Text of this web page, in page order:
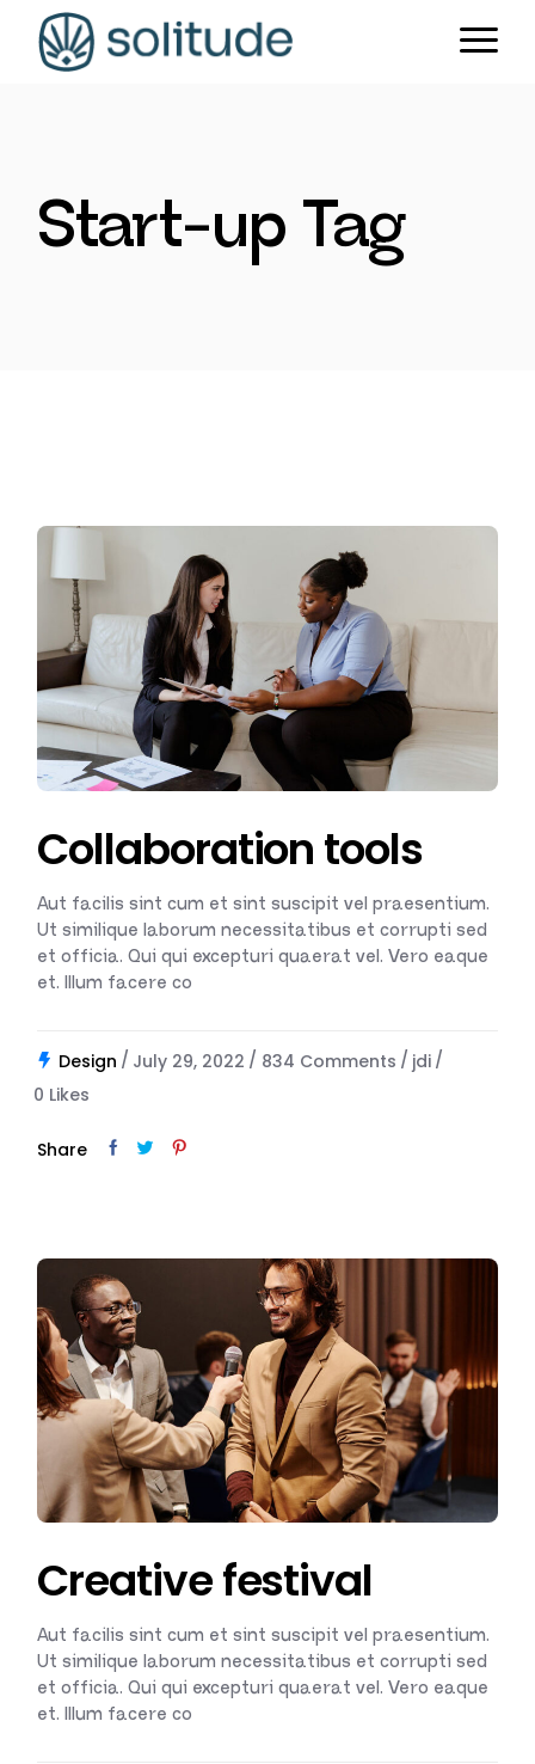
content
Start-up Tag
Collaboration tools
Aut facilis sint cum et sint suscipit vel praesentium.
Ut similique laborum necessitatibus et corrupti sed
et officia. Qui qui excepturi quaerat vel. Vero eaque
et. Illum facere co
Design July 29, 2022 834 Comments
jdi
0 Likes
Share
Creative festival
Aut facilis sint cum et sint suscipit vel praesentium.
Ut similique laborum necessitatibus et corrupti sed
et officia. Qui qui excepturi quaerat vel. Vero eaque
et. Illum facere co